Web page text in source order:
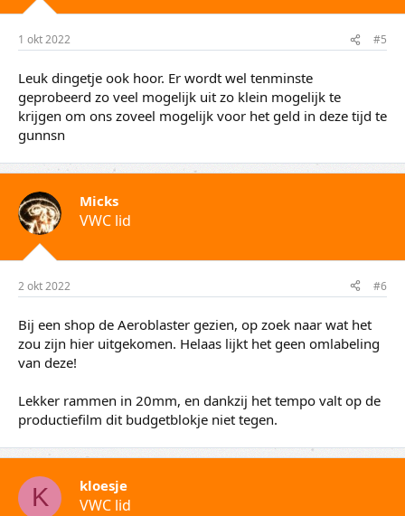
1 okt 2022 #5
Leuk dingetje ook hoor. Er wordt wel tenminste
geprobeerd zo veel mogelijk uit zo klein mogelijk te
krijgen om ons zoveel mogelijk voor het geld in deze tijd te
gunnsn
Micks
VWC lid
2 okt 2022 #6
Bij een shop de Aeroblaster gezien, op zoek naar wat het
zou zijn hier uitgekomen. Helaas lijkt het geen omlabeling
van deze!
Lekker rammen in 20mm, en dankzij het tempo valt op de
productiefilm dit budgetblokje niet tegen.
K kloesje
VWC lid